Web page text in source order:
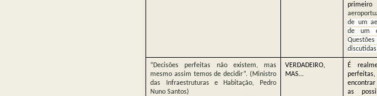
primeiro
de um
de um
“Decisões perfeitas não existem, mas
mesmo assim temos de decidir”. (Ministro
das Infraestruturas e Habitação, Pedro
Nuno Santos)
VERDADEIRO,
MAS…
É
encontrar
as